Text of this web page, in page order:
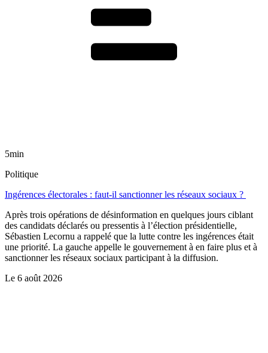
5min
Politique
Ingérences électorales : faut-il sanctionner les réseaux sociaux ?
Après trois opérations de désinformation en quelques jours ciblant
des candidats déclarés ou pressentis à l’élection présidentielle,
Sébastien Lecornu a rappelé que la lutte contre les ingérences était
une priorité. La gauche appelle le gouvernement à en faire plus et à
sanctionner les réseaux sociaux participant à la diffusion.
Le 6 août 2026